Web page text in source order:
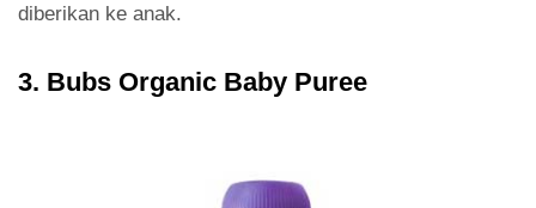
diberikan ke anak.
3. Bubs Organic Baby Puree